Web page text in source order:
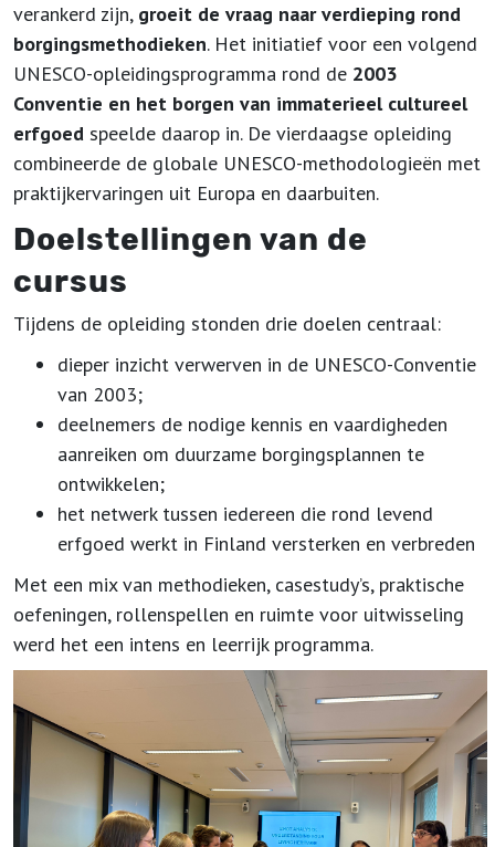
verankerd zijn, groeit de vraag naar verdieping rond
borgingsmethodieken. Het initiatief voor een volgend
UNESCO-opleidingsprogramma rond de 2003
Conventie en het borgen van immaterieel cultureel
erfgoed speelde daarop in. De vierdaagse opleiding
combineerde de globale UNESCO-methodologieën met
praktijkervaringen uit Europa en daarbuiten.
Doelstellingen van de
cursus
Tijdens de opleiding stonden drie doelen centraal:
dieper inzicht verwerven in de UNESCO-Conventie
van 2003;
deelnemers de nodige kennis en vaardigheden
aanreiken om duurzame borgingsplannen te
ontwikkelen;
het netwerk tussen iedereen die rond levend
erfgoed werkt in Finland versterken en verbreden
Met een mix van methodieken, casestudy’s, praktische
oefeningen, rollenspellen en ruimte voor uitwisseling
werd het een intens en leerrijk programma.